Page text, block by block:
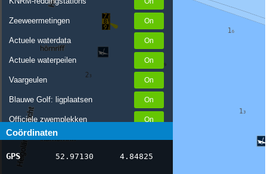
Zeeweermetingen
Actuele waterdata
Actuele waterpeilen
Vaargeulen
Blauwe Golf: ligplaatsen
Officiele zwemplekken
Stremmingen/hinder
AIS scheepsposities
Coördinaten
GPS 52.97130 4.84825